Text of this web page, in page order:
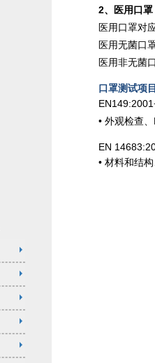
2、医用口罩
医用口罩对
医用无菌口
医用非无菌
口罩测试项
• 外观检查
EN
• 材料和结